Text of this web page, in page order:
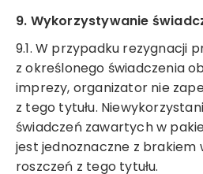
9. Wykorzystywanie
9.1. W przypadku rezygnacji
z określonego świadczenia
imprezy, organizator nie
z tego tytułu.
świadczeń zawartych w
jest jednoznaczne z brakiem
roszczeń z tego tytułu.